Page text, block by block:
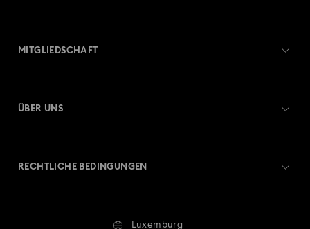
Retouren und Umtausch
Reparaturstatus
MITGLIEDSCHAFT
ÜBER UNS
RECHTLICHE BEDINGUNGEN
Luxemburg